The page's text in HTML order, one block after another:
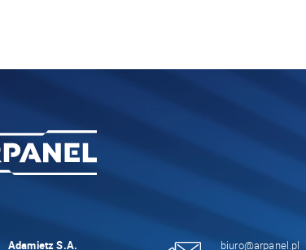
Adamietz S.A. biuro@arpanel.pl